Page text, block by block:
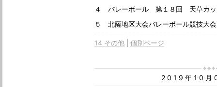
４ バレーボール 第１８回 天
５ 北薩地区大会バレーボール競
14 その他 個別ページ
2019年10月